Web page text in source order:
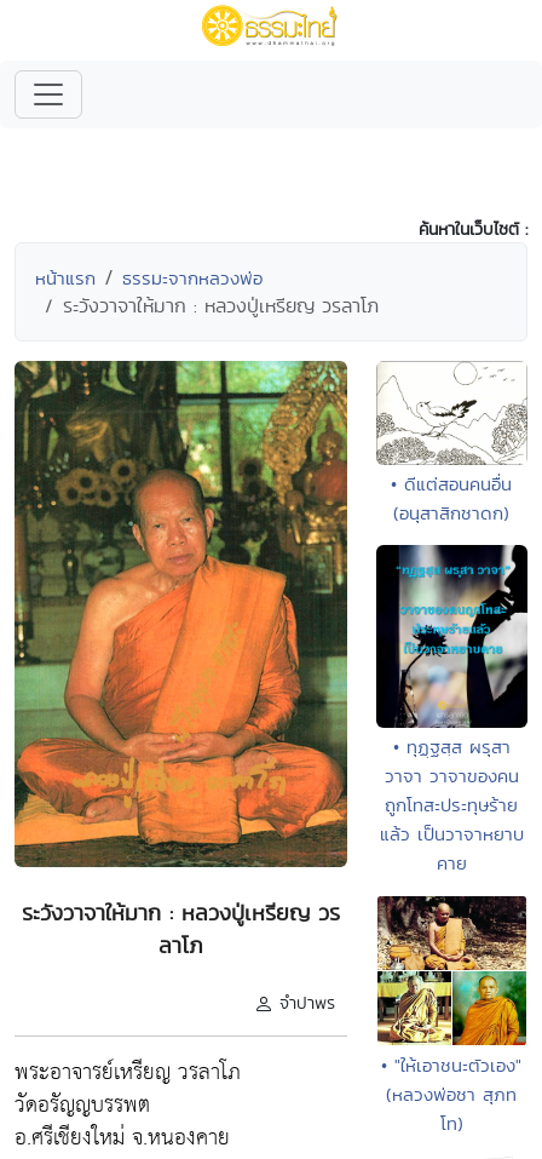
ค้นหาในเว็บไซต์ :
หน้าแรก ธรรมะจากหลวงพ่อ
ระวังวาจาให้มาก : หลวงปู่เหรียญ วรลาโภ
ระวังวาจาให้มาก : หลวงปู่เหรียญ วร
ลาโภ
จำปาพร
พระอาจารย์เหรียญ วรลาโภ
วัดอรัญญบรรพต
อ.ศรีเชียงใหม่ จ.หนองคาย
• ดีแต่สอนคนอื่น
(อนุสาสิกชาดก)
• ทุฏฺฐสฺส ผรุสา
วาจา วาจาของคน
ถูกโทสะประทุษร้าย
แล้ว เป็นวาจาหยาบ
คาย
• "ให้เอาชนะตัวเอง"
(หลวงพ่อชา สุภท
โท)